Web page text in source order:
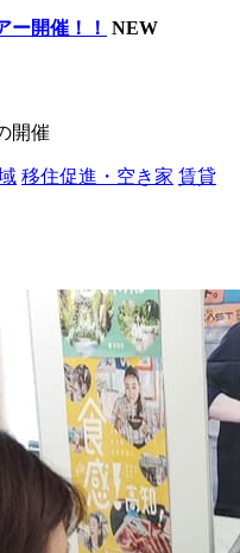
ー開催！！ NEW
開催
移住促進・空き家 賃貸